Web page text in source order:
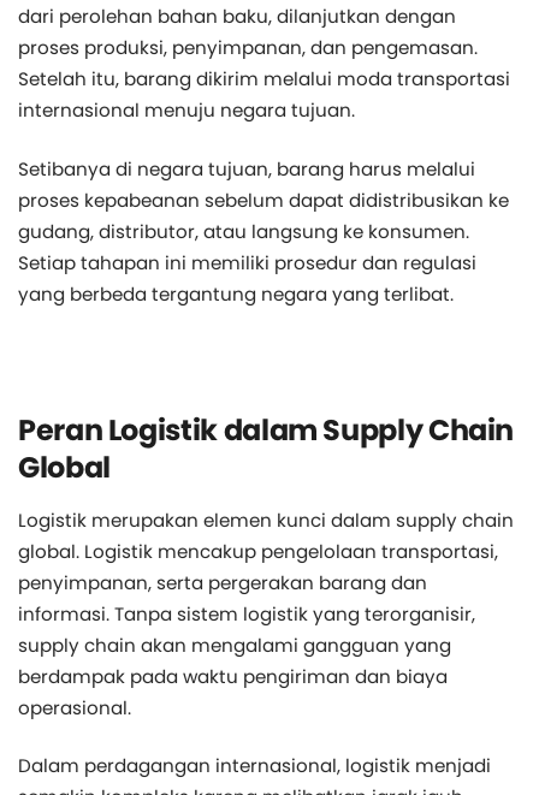
dari perolehan bahan baku, dilanjutkan dengan
proses produksi, penyimpanan, dan pengemasan.
Setelah itu, barang dikirim melalui moda transportasi
internasional menuju negara tujuan.
Setibanya di negara tujuan, barang harus melalui
proses kepabeanan sebelum dapat didistribusikan ke
gudang, distributor, atau langsung ke konsumen.
Setiap tahapan ini memiliki prosedur dan regulasi
yang berbeda tergantung negara yang terlibat.
Peran Logistik dalam Supply Chain
Global
Logistik merupakan elemen kunci dalam supply chain
global. Logistik mencakup pengelolaan transportasi,
penyimpanan, serta pergerakan barang dan
informasi. Tanpa sistem logistik yang terorganisir,
supply chain akan mengalami gangguan yang
berdampak pada waktu pengiriman dan biaya
operasional.
Dalam perdagangan internasional, logistik menjadi